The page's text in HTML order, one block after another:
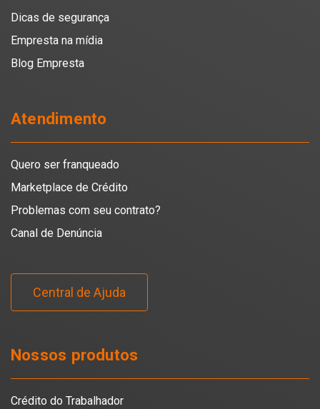
Dicas de segurança
Empresta na mídia
Blog Empresta
Atendimento
Quero ser franqueado
Marketplace de Crédito
Problemas com seu contrato?
Canal de Denúncia
Central de Ajuda
Nossos produtos
Crédito do Trabalhador